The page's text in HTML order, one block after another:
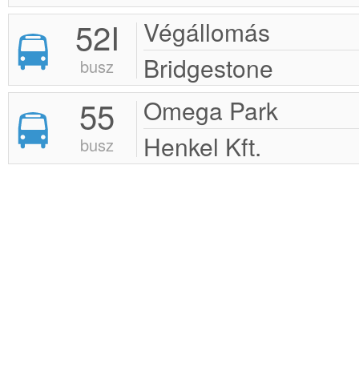
52I
busz
Végállomás
Bridgestone
55
busz
Omega Park
Henkel Kft.